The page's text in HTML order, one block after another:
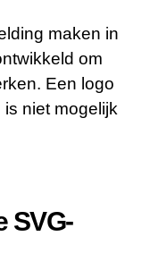
maken in
om
Een logo
niet mogelijk
SVG-